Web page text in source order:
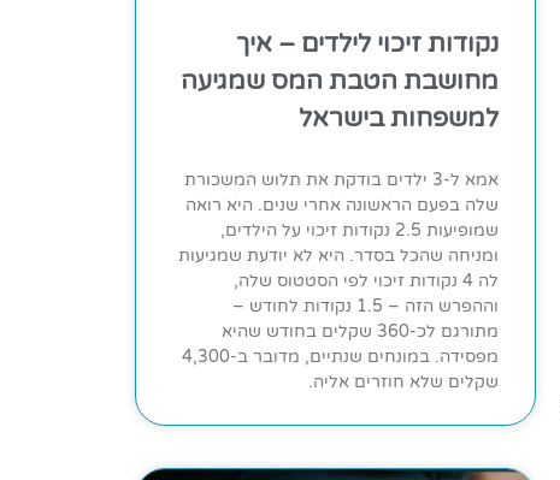
נקודות זיכוי לילדים – איך
מחושבת הטבת המס שמגיעה
למשפחות בישראל
אמא ל-3 ילדים בודקת את תלוש המשכורת
שלה בפעם הראשונה אחרי שנים. היא רואה
שמופיעות 2.5 נקודות זיכוי על הילדים,
ומניחה שהכל בסדר. היא לא יודעת שמגיעות
לה 4 נקודות זיכוי לפי הסטטוס שלה,
וההפרש הזה – 1.5 נקודות לחודש –
מתורגם לכ-360 שקלים בחודש שהיא
מפסידה. במונחים שנתיים, מדובר ב-4,300
שקלים שלא חוזרים אליה.